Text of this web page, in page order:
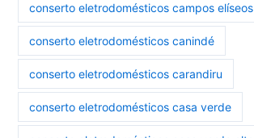
conserto eletrodomésticos campos elíseos
conserto eletrodomésticos canindé
conserto eletrodomésticos carandiru
conserto eletrodomésticos casa verde